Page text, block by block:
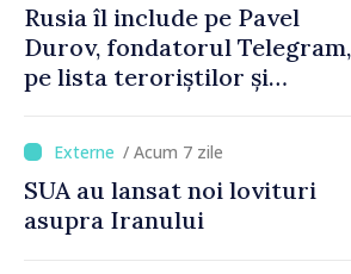
Rusia îl include pe Pavel
Durov, fondatorul Telegram,
pe lista teroriștilor și
/ Acum 7 zile
SUA au lansat noi lovituri
asupra Iranului